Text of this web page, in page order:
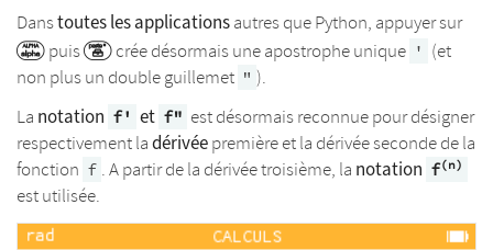
Danstoutes les applicationsautres que Python, appuyer sur
puis
crée désormais une apostrophe unique ' (et
non plus un double guillemet " ).
La notation f' et f" est désormais reconnue pour désigner
respectivement ladérivéepremière et la dérivée seconde de la
fonction f . A partir de la dérivée troisième, la notation f(n)
est utilisée.